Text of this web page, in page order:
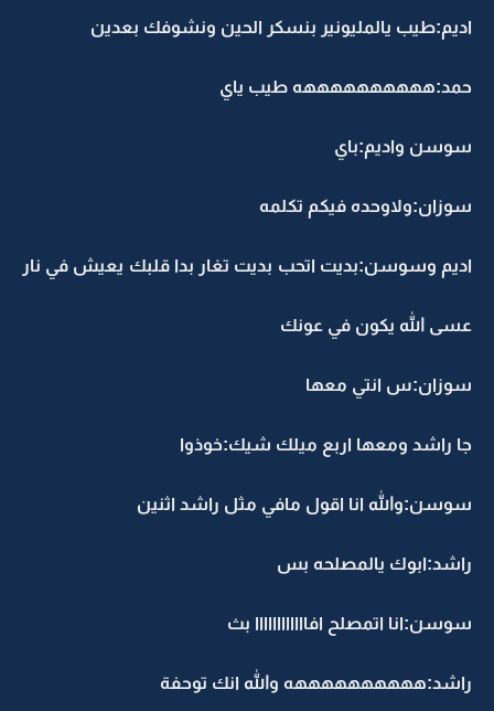
اديم:طيب يالمليونير بنسكر الحين ونشوفك بعدين
حمد:ههههههههههه طيب ياي
سوسن واديم:باي
سوزان:ولاوحده فيكم تكلمه
اديم وسوسن:بديت اتحب بديت تغار بدا قلبك يعيش في نار
عسى الله يكون في عونك
سوزان:س انتي معها
جا راشد ومعها اربع ميلك شيك:خوذوا
سوسن:والله انا اقول مافي مثل راشد اثنين
راشد:ابوك يالمصلحه بس
سوسن:انا اتمصلح افاااااااااااا بث
راشد:ههههههههههه والله انك توحفة